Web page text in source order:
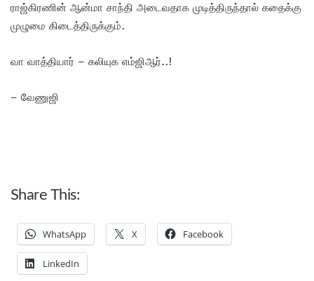
ராஜ்கிரணின் ஆன்மா சாந்தி அடைவதாக முடித்திருந்தால் கதைக்கு
முழுமை கிடைத்திருக்கும்.
வா வாத்தியார் – கலியுக எம்ஜிஆர்..!
– வேணுஜி
Share This:
WhatsApp X Facebook
LinkedIn